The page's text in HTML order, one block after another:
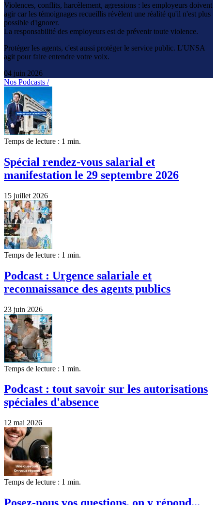
Violences, conflits, harcèlement, agressions : les employeurs doivent
agir car les témoignages recueillis révèlent une réalité qu'il n'est plus
possible d'ignorer.
La responsabilité des employeurs est de prévenir toute violence.
Protéger les agents, c'est aussi protéger le service public. L'UNSA
agit pour faire entendre votre voix.
04 juin 2026
Nos Podcasts /
Temps de lecture : 1 min.
Spécial rendez-vous salarial et
manifestation le 29 septembre 2026
15 juillet 2026
Temps de lecture : 1 min.
Podcast : Urgence salariale et
reconnaissance des agents publics
23 juin 2026
Temps de lecture : 1 min.
Podcast : tout savoir sur les autorisations
spéciales d'absence
12 mai 2026
Temps de lecture : 1 min.